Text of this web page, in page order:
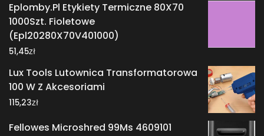
Eplomby.Pl Etykiety Termiczne 80X70
1000Szt. Fioletowe
(Epl20280X70V401000)
51,45zł
Lux Tools Lutownica Transformatorowa
100 W Z Akcesoriami
115,23zł
Fellowes Microshred 99Ms 4609101